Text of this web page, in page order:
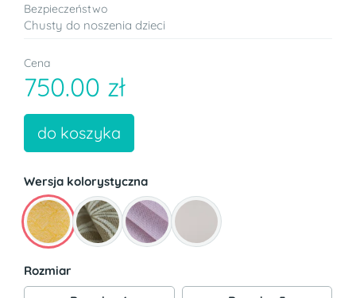
Bezpieczeństwo
Chusty do noszenia dzieci
Cena
750.00 zł
do koszyka
Wersja kolorystyczna
Rozmiar